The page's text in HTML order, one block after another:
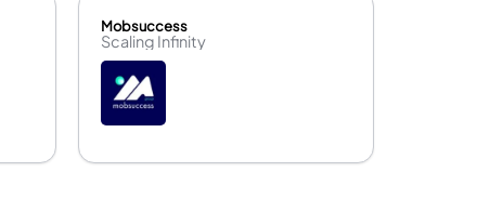
Mobsuccess
Scaling Infinity